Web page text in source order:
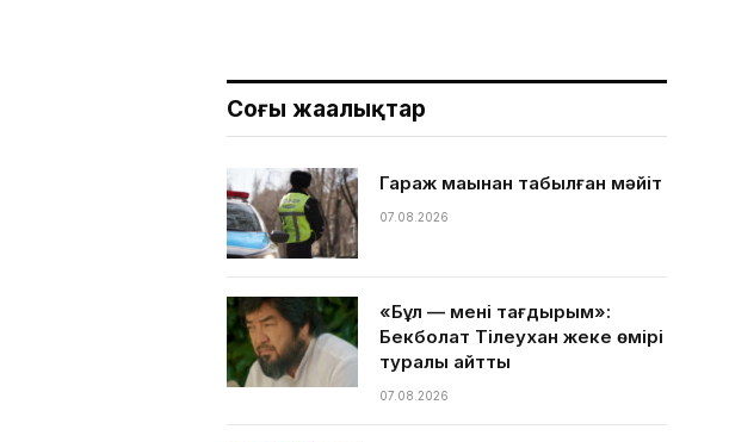
Соңғы жаңалықтар
Гараж маңынан табылған мәйіт
07.08.2026
«Бұл — менің тағдырым»:
Бекболат Тілеухан жеке өмірі
туралы айтты
07.08.2026